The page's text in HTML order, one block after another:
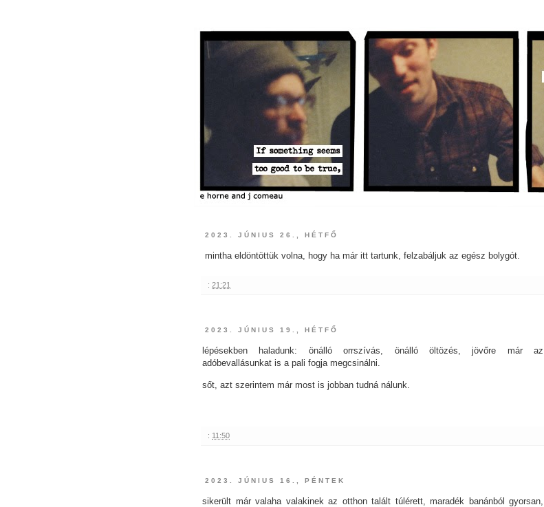
2023. JÚNIUS 26., HÉTFŐ
mintha eldöntöttük volna, hogy ha már itt tartunk, felzabáljuk az egész bolygót.
: 21:21
2023. JÚNIUS 19., HÉTFŐ
lépésekben haladunk: önálló orrszívás, önálló öltözés, jövőre már az
adóbevallásunkat is a pali fogja megcsinálni.
sőt, azt szerintem már most is jobban tudná nálunk.
: 11:50
2023. JÚNIUS 16., PÉNTEK
sikerült már valaha valakinek az otthon talált túlérett, maradék banánból gyorsan,